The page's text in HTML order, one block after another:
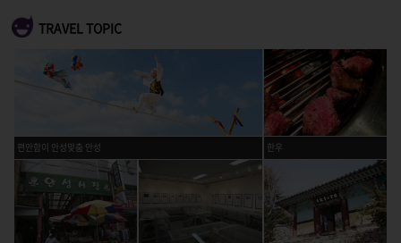
TRAVEL TOPIC
한우
편안함이 안성맞춤 안성